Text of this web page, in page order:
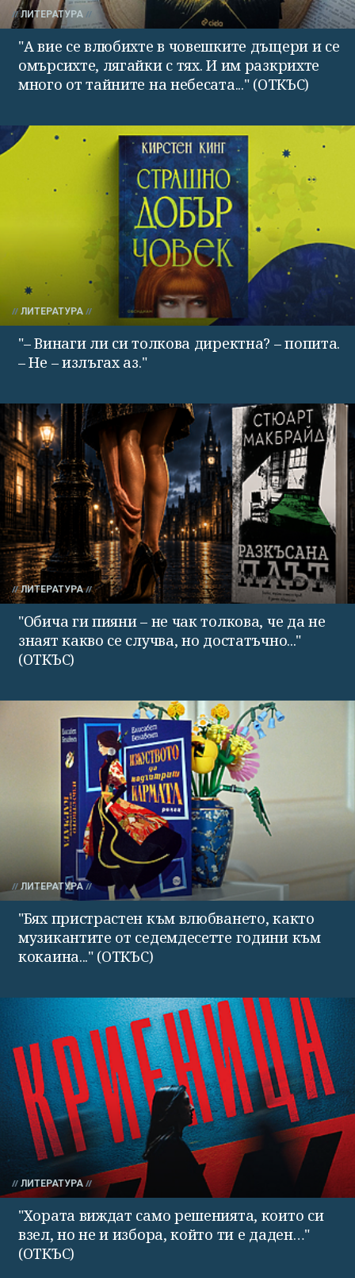
ЛИТЕРАТУРА
"А вие се влюбихте в чо­вешките дъщери и се
омърсихте, лягайки с тях. И им раз­крихте
много от тайните на небесата..." (ОТКЪС)
ЛИТЕРАТУРА
"– Винаги ли си толкова директна? – попита.
– Не – излъгах аз."
ЛИТЕРАТУРА
"Обича ги пияни – не чак толкова, че да не
знаят какво се случва, но достатъчно..."
(ОТКЪС)
ЛИТЕРАТУРА
"Бях пристрастен към влюбването, както
музикантите от седемдесетте години към
кокаина..." (ОТКЪС)
ЛИТЕРАТУРА
"Хората виждат само решенията, които си
взел, но не и избора, който ти е даден…"
(ОТКЪС)